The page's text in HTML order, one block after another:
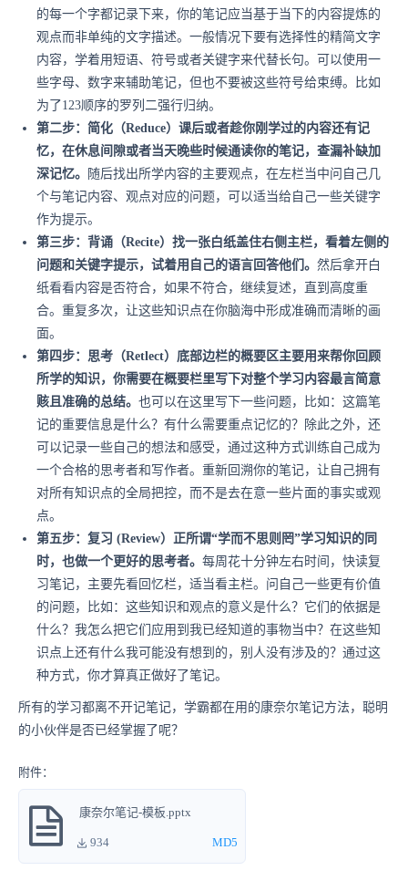
的每一个字都记录下来，你的笔记应当基于当下的内容提炼的
观点而非单纯的文字描述。一般情况下要有选择性的精简文字
内容，学着用短语、符号或者关键字来代替长句。可以使用一
些字母、数字来辅助笔记，但也不要被这些符号给束缚。比如
为了123顺序的罗列二强行归纳。
第二步：简化（Reduce）课后或者趁你刚学过的内容还有记
忆，在休息间隙或者当天晚些时候通读你的笔记，查漏补缺加
深记忆。
随后找出所学内容的主要观点，在左栏当中问自己几
个与笔记内容、观点对应的问题，可以适当给自己一些关键字
作为提示。
第三步：背诵（Recite）找一张白纸盖住右侧主栏，看着左侧的
问题和关键字提示，试着用自己的语言回答他们。 然后拿开白
纸看看内容是否符合，如果不符合，继续复述，直到高度重
合。重复多次，让这些知识点在你脑海中形成准确而清晰的画
面。
第四步：思考（Retlect）底部边栏的概要区主要用来帮你回顾
所学的知识，你需要在概要栏里写下对整个学习内容最言简意
赅且准确的总结。 也可以在这里写下一些问题，比如：这篇笔
记的重要信息是什么？有什么需要重点记忆的？除此之外，还
可以记录一些自己的想法和感受，通过这种方式训练自己成为
一个合格的思考者和写作者。重新回溯你的笔记，让自己拥有
对所有知识点的全局把控，而不是去在意一些片面的事实或观
点。
第五步：复习 (Review）正所谓“学而不思则罔”学习知识的同
时，也做一个更好的思考者。 每周花十分钟左右时间，快读复
习笔记，主要先看回忆栏，适当看主栏。问自己一些更有价值
的问题，比如：这些知识和观点的意义是什么？它们的依据是
什么？我怎么把它们应用到我已经知道的事物当中？在这些知
识点上还有什么我可能没有想到的，别人没有涉及的？通过这
种方式，你才算真正做好了笔记。
所有的学习都离不开记笔记，学霸都在用的康奈尔笔记方法，聪明
的小伙伴是否已经掌握了呢？
附件：
康奈尔笔记-模板.pptx
934 MD5